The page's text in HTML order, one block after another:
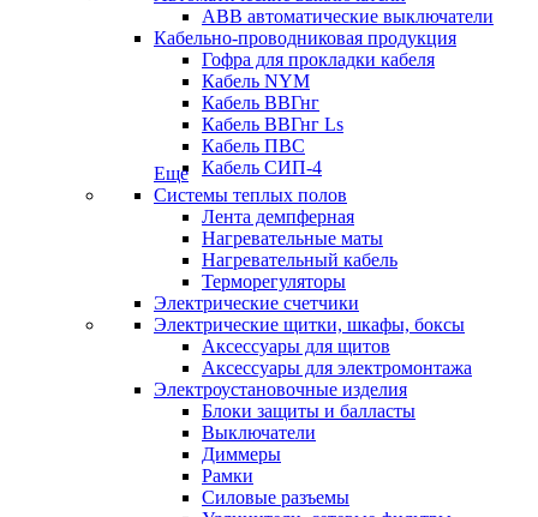
ABB автоматические выключатели
Кабельно-проводниковая продукция
Гофра для прокладки кабеля
Кабель NYM
Кабель ВВГнг
Кабель ВВГнг Ls
Кабель ПВС
Кабель СИП-4
Еще
Системы теплых полов
Лента демпферная
Нагревательные маты
Нагревательный кабель
Терморегуляторы
Электрические счетчики
Электрические щитки, шкафы, боксы
Аксессуары для щитов
Аксессуары для электромонтажа
Электроустановочные изделия
Блоки защиты и балласты
Выключатели
Диммеры
Рамки
Силовые разъемы